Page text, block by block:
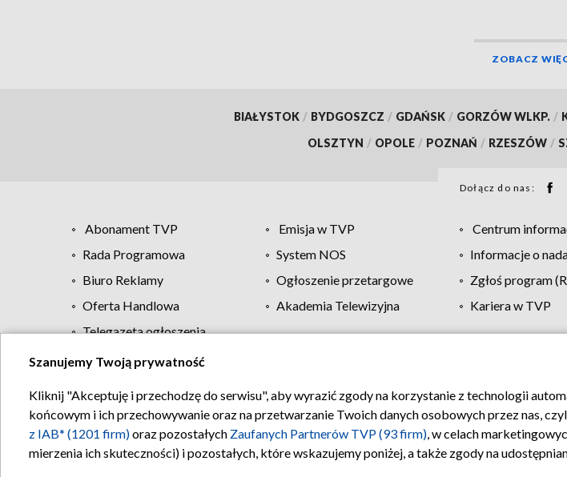
ZOBACZ
BIAŁYSTOK / BYDGOSZCZ / GDAŃSK / GORZÓW WLKP. /
OLSZTYN / OPOLE / POZNAŃ / RZESZÓW /
Dołącz do nas:
Abonament TVP Emisja w TVP Centrum
Rada Programowa
System NOS Informacje o
Biuro Reklamy
Ogłoszenie przetargowe Zgłoś program
Oferta Handlowa
Akademia Telewizyjna Kariera w TVP
Telegazeta ogłoszenia
Regulamin TVP Polityka prywatności Moje
Szanujemy Twoją prywatność
Kliknij "Akceptuję i przechodzę do serwisu", aby wyrazić zgody na korzystanie z technologii
końcowym i ich przechowywanie oraz na przetwarzanie Twoich danych osobowych przez nas,
z IAB* (1201 firm)oraz pozostałych Zaufanych Partnerów TVP (93 firm), w celach
mierzenia ich skuteczności) i pozostałych, które wskazujemy poniżej, a także zgody na